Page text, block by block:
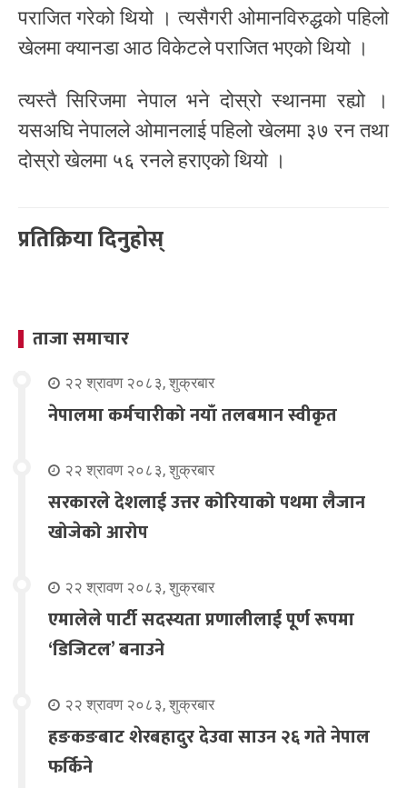
पराजित गरेको थियो । त्यसैगरी ओमानविरुद्धको पहिलो
खेलमा क्यानडा आठ विकेटले पराजित भएको थियो ।
त्यस्तै सिरिजमा नेपाल भने दोस्रो स्थानमा रह्यो ।
यसअघि नेपालले ओमानलाई पहिलो खेलमा ३७ रन तथा
दोस्रो खेलमा ५६ रनले हराएको थियो ।
प्रतिक्रिया दिनुहोस्
ताजा समाचार
२२ श्रावण २०८३, शुक्रबार
नेपालमा कर्मचारीको नयाँ तलबमान स्वीकृत
२२ श्रावण २०८३, शुक्रबार
सरकारले देशलाई उत्तर कोरियाको पथमा लैजान
खोजेको आरोप
२२ श्रावण २०८३, शुक्रबार
एमालेले पार्टी सदस्यता प्रणालीलाई पूर्ण रूपमा
‘डिजिटल’ बनाउने
२२ श्रावण २०८३, शुक्रबार
हङकङबाट शेरबहादुर देउवा साउन २६ गते नेपाल
फर्किने